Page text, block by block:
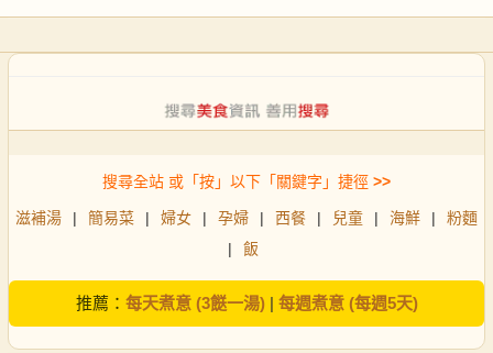
搜尋全站 或「按」以下「關鍵字」捷徑 >>
滋補湯 | 簡易菜 | 婦女 | 孕婦 | 西餐 | 兒童 | 海鮮 |
粉麵
|
飯
推薦： 每天煮意 (3餸一湯)| 每週煮意 (每週5天)